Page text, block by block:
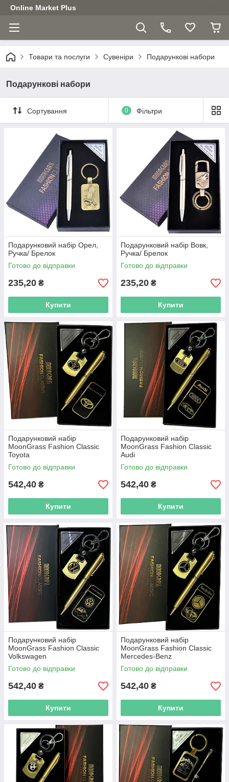
Online Market Plus
Товари та послуги Сувеніри Подарункові набори
Подарункові набори
Сортування 0 Фільтри
Подарунковий набір Орел,
Ручка/ Брелок
Готово до відправки
235,20 ₴
Купити
Подарунковий набір Вовк,
Ручка/ Брелок
Готово до відправки
235,20 ₴
Купити
Подарунковий набір
MoonGrass Fashion Classic
Toyota
Готово до відправки
542,40 ₴
Купити
Подарунковий набір
MoonGrass Fashion Classic
Audi
Готово до відправки
542,40 ₴
Купити
Подарунковий набір
MoonGrass Fashion Classic
Volkswagen
Готово до відправки
542,40 ₴
Купити
Подарунковий набір
MoonGrass Fashion Classic
Mercedes-Benz
Готово до відправки
542,40 ₴
Купити